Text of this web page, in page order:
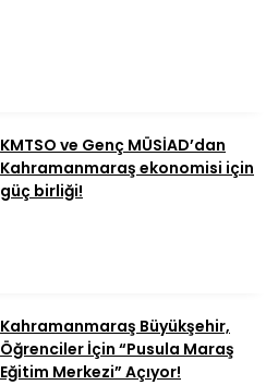
KMTSO ve Genç MÜSİAD’dan
Kahramanmaraş ekonomisi için
güç birliği!
Kahramanmaraş Büyükşehir,
Öğrenciler İçin “Pusula Maraş
Eğitim Merkezi” Açıyor!